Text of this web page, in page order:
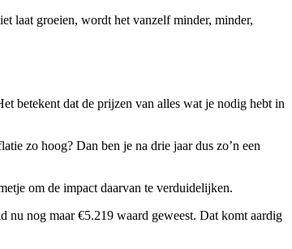
laat groeien, wordt het vanzelf minder, minder,
betekent dat de prijzen van alles wat je nodig hebt in
zo hoog? Dan ben je na drie jaar dus zo’n een
om de impact daarvan te verduidelijken.
nu nog maar €5.219 waard geweest. Dat komt aardig